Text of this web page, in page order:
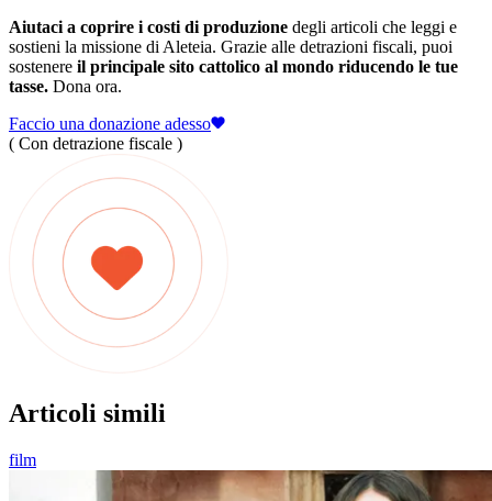
Aiutaci a coprire i costi di produzione degli articoli che leggi e
sostieni la missione di Aleteia. Grazie alle detrazioni fiscali, puoi
sostenere il principale sito cattolico al mondo riducendo le tue
tasse. Dona ora.
Faccio una donazione adesso
( Con detrazione fiscale )
Articoli simili
film